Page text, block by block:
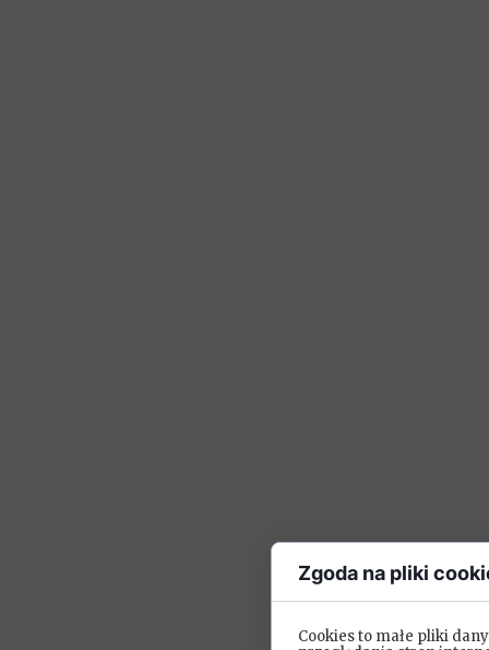
Zgoda na pliki
Cookies to małe pliki